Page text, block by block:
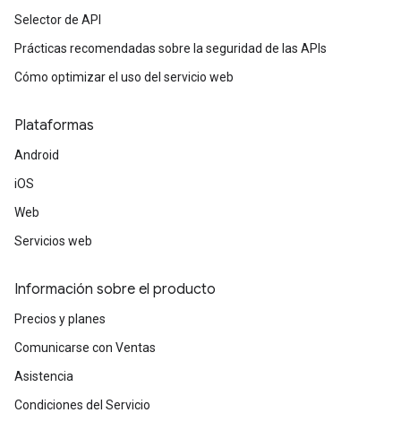
Selector de API
Prácticas recomendadas sobre la seguridad de las APIs
Cómo optimizar el uso del servicio web
Plataformas
Android
iOS
Web
Servicios web
Información sobre el producto
Precios y planes
Comunicarse con Ventas
Asistencia
Condiciones del Servicio